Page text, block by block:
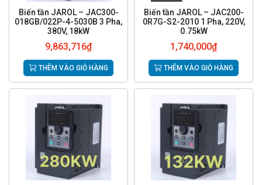
Biến tần JAROL – JAC300-
018GB/022P-4-5030B 3 Pha,
380V, 18kW
9,863,716₫
THÊM VÀO GIỎ HÀNG
Biến tần JAROL – JAC200-
0R7G-S2-2010 1 Pha, 220V,
0.75kW
1,740,000₫
THÊM VÀO GIỎ HÀNG